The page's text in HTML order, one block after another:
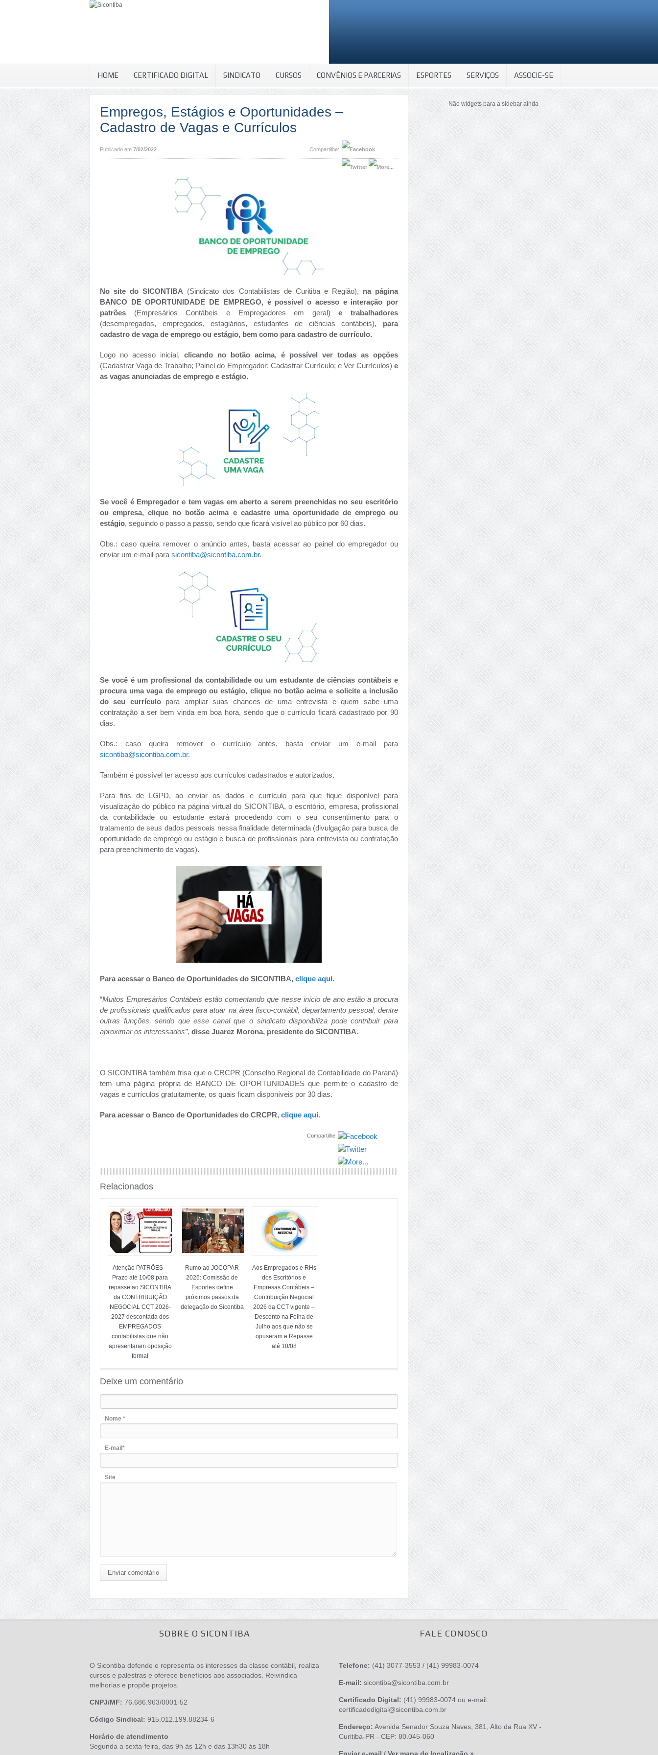
HOME CERTIFICADO DIGITAL SINDICATO CURSOS CONVÊNIOS E PARCERIAS ESPORTES SERVIÇOS ASSOCIE-SE
Empregos, Estágios e Oportunidades –
Cadastro de Vagas e Currículos
Publicado em 7/02/2022 Compartilhe:
No site do SICONTIBA (Sindicato dos Contabilistas de Curitiba e Região), na página
BANCO DE OPORTUNIDADE DE EMPREGO, é possível o acesso e interação por
patrões (Empresários Contábeis e Empregadores em geral)e trabalhadores
(desempregados, empregados, estagiários, estudantes de ciências contábeis), para
cadastro de vaga de emprego ou estágio, bem como para cadastro de currículo.
Logo no acesso inicial, clicando no botão acima, é possível ver todas as opções
(Cadastrar Vaga de Trabalho; Painel do Empregador; Cadastrar Currículo; e Ver Currículos) e
as vagas anunciadas de emprego e estágio.
Se você é Empregador e tem vagas em aberto a serem preenchidas no seu escritório
ou empresa, clique no botão acima e cadastre uma oportunidade de emprego ou
estágio, seguindo o passo a passo, sendo que ficará visível ao público por 60 dias.
Obs.: caso queira remover o anúncio antes, basta acessar ao painel do empregador ou
enviar um e-mail para sicontiba@sicontiba.com.br.
Se você é um profissional da contabilidade ou um estudante de ciências contábeis e
procura uma vaga de emprego ou estágio, clique no botão acima e solicite a inclusão
do seu currículopara ampliar suas chances de uma entrevista e quem sabe uma
contratação a ser bem vinda em boa hora, sendo que o currículo ficará cadastrado por 90
dias.
Obs.: caso queira remover o currículo antes, basta enviar um e-mail para
sicontiba@sicontiba.com.br.
Também é possível ter acesso aos currículos cadastrados e autorizados.
Para fins de LGPD, ao enviar os dados e currículo para que fique disponível para
visualização do público na página virtual do SICONTIBA, o escritório, empresa, profissional
da contabilidade ou estudante estará procedendo com o seu consentimento para o
tratamento de seus dados pessoais nessa finalidade determinada (divulgação para busca de
oportunidade de emprego ou estágio e busca de profissionais para entrevista ou contratação
para preenchimento de vagas).
Para acessar o Banco de Oportunidades do SICONTIBA, clique aqui.
“Muitos Empresários Contábeis estão comentando que nesse início de ano estão a procura
de profissionais qualificados para atuar na área fisco-contábil, departamento pessoal, dentre
outras funções, sendo que esse canal que o sindicato disponibiliza pode contribuir para
aproximar os interessados”, disse Juarez Morona, presidente do SICONTIBA.
O SICONTIBA também frisa que o CRCPR (Conselho Regional de Contabilidade do Paraná)
tem uma página própria de BANCO DE OPORTUNIDADES que permite o cadastro de
vagas e currículos gratuitamente, os quais ficam disponíveis por 30 dias.
Para acessar o Banco de Oportunidades do CRCPR, clique aqui.
Compartilhe:
Relacionados
Atenção PATRÕES –
Prazo até 10/08 para
repasse ao SICONTIBA
da CONTRIBUIÇÃO
NEGOCIAL CCT 2026-
2027 descontada dos
EMPREGADOS
contabilistas que não
apresentaram oposição
formal
Rumo ao JOCOPAR
2026: Comissão de
Esportes define
próximos passos da
delegação do Sicontiba
Aos Empregados e RHs
dos Escritórios e
Empresas Contábeis –
Contribuição Negocial
2026 da CCT vigente –
Desconto na Folha de
Julho aos que não se
opuseram e Repasse
até 10/08
Deixe um comentário
Nome *
E-mail*
Site
Enviar comentário
Não widgets para a sidebar ainda
SOBRE O SICONTIBA
O Sicontiba defende e representa os interesses da classe contábil, realiza
cursos e palestras e oferece benefícios aos associados. Reivindica
melhorias e propõe projetos.
CNPJ/MF: 76.686.963/0001-52
Código Sindical: 915.012.199.88234-6
Horário de atendimento
Segunda a sexta-feira, das 9h às 12h e das 13h30 às 18h
FALE CONOSCO
Telefone: (41) 3077-3553 / (41) 99983-0074
E-mail: sicontiba@sicontiba.com.br
Certificado Digital: (41) 99983-0074 ou e-mail:
certificadodigital@sicontiba.com.br
Endereço: Avenida Senador Souza Naves, 381, Alto da Rua XV -
Curitiba-PR - CEP: 80.045-060